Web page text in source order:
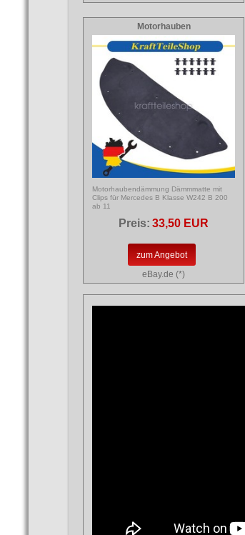
Motorhauben
Motorhaubendämmung Dämmmatte mit
Clips für Mercedes B Klasse W242 B 200
ab 11
Preis: 33,50 EUR
zum Angebot
eBay.de (*)